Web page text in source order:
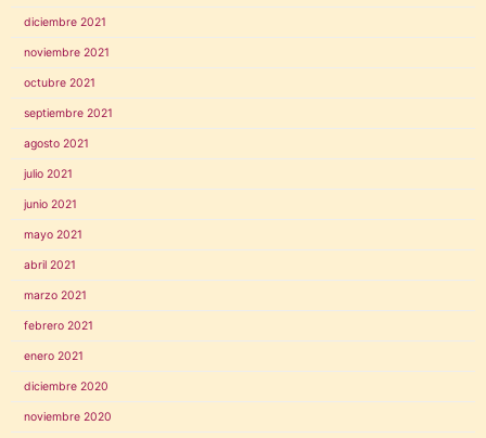
diciembre 2021
noviembre 2021
octubre 2021
septiembre 2021
agosto 2021
julio 2021
junio 2021
mayo 2021
abril 2021
marzo 2021
febrero 2021
enero 2021
diciembre 2020
noviembre 2020